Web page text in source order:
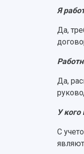
Я
Да,
Да,
У
С